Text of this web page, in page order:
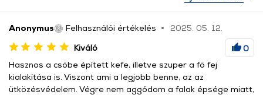
Anonymus Felhasználói értékelés
2025. 05. 12.
Kiváló
0
Hasznos a csőbe épített kefe, illetve szuper a fő fej
kialakítása is. Viszont ami a legjobb benne, az az
ütközésvédelem. Végre nem aggódom a falak épsége miatt,